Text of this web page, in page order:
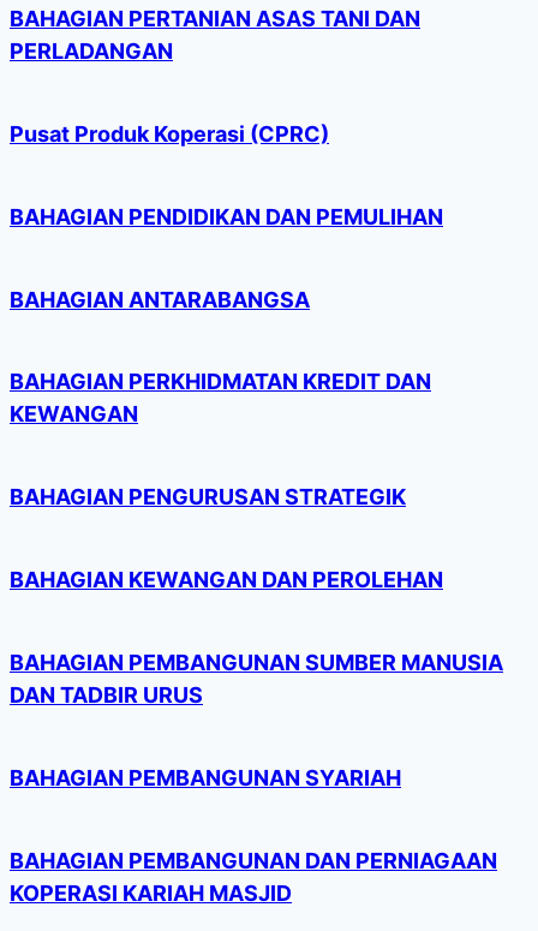
BAHAGIAN PERTANIAN ASAS TANI DAN
PERLADANGAN
Pusat Produk Koperasi (CPRC)
BAHAGIAN PENDIDIKAN DAN PEMULIHAN
BAHAGIAN ANTARABANGSA
BAHAGIAN PERKHIDMATAN KREDIT DAN
KEWANGAN
BAHAGIAN PENGURUSAN STRATEGIK
BAHAGIAN KEWANGAN DAN PEROLEHAN
BAHAGIAN PEMBANGUNAN SUMBER MANUSIA
DAN TADBIR URUS
BAHAGIAN PEMBANGUNAN SYARIAH
BAHAGIAN PEMBANGUNAN DAN PERNIAGAAN
KOPERASI KARIAH MASJID